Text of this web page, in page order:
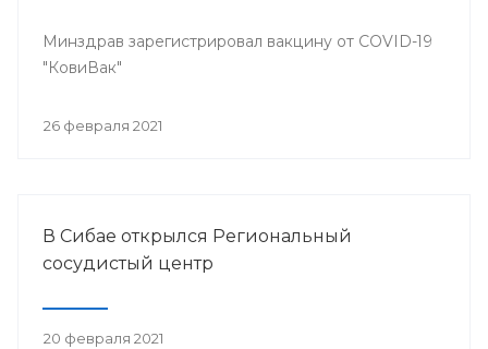
Минздрав зарегистрировал вакцину от COVID-19
"КовиВак"
26 февраля 2021
В Сибае открылся Региональный
сосудистый центр
20 февраля 2021